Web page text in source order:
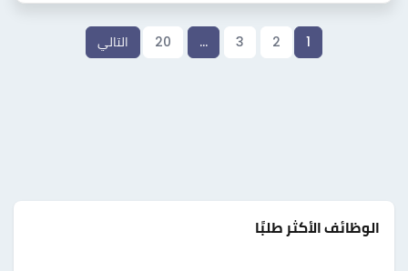
1
2
3
…
20 التالي
الوظائف الأكثر طلبًا